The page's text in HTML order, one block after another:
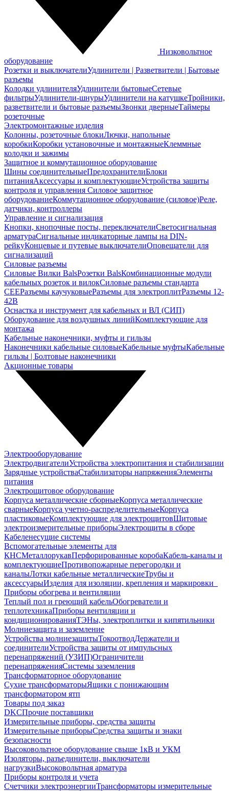
Низковольтное
оборудование
Розетки и выключателиУдлинители | Разветвители | Бытовые
разъемы
Колодки удлинителяУдлинители бытовыеСетевые
фильтрыУдлинители-шнурыУдлинители на катушкеТройники,
разветвители и бытовые разъемыЗвонки дверныеТаймеры
розеточные
Электромонтажные изделия
Колонны, розеточные блокиЛючки, напольные
коробкиКоробки установочные и монтажныеКлеммные
колодки и зажимы
Защитное и коммутационное оборудование
Шины соединительныеПредохранителиБлоки
питанияАксессуары и комплектующиеУстройства защиты
контроля и управления Силовое защитное
оборудованиеКоммутационное оборудование (силовое)Реле,
датчики, контроллеры
Управление и сигнализация
Кнопки, кнопочные посты, переключателиСветосигнальная
арматураСигнальные индикаторные лампы на DIN-
рейкуКонцевые и путевые выключателиОповещатели для
сигнализаций
Силовые разъемы
Силовые Вилки BalsРозетки BalsКомбинационные модули
кабельных розеток и вилокСиловые разъемы стандарта
CEEРазъемы каучуковыеРазъемы для электроплитРазъемы 12-
42В
Оснастка и инструмент для кабельных и ВЛ (СИП)
Оборудование для воздушных линийКомплектующие для
монтажа
Кабельные наконечники, муфты и гильзы
Наконечники кабельные силовыеКабельные муфтыКабельные
гильзы | Болтовые наконечники
Акционные товары
Электрооборудование
ЭлектродвигателиУстройства электропитания и стабилизации
Зарядные устройстваСтабилизаторы напряженияЭлементы
питания
Электрощитовое оборудование
Корпуса металлические сборныеКорпуса металлические
сварныеКорпуса учетно-распределительныеКорпуса
пластиковыеКомплектующие для электрощитовЩитовые
электроизмерительные приборыЭлектрощиты в сборе
Кабеленесущие системы
Вспомогательные элементы для
КНСМеталлорукавПерфорированные коробаКабель-каналы и
комплектующиеПротивопожарные перегородки и
каналыЛотки кабельные металлическиеТрубы и
аксессуарыИзделия для изоляции, крепления и маркировки
Приборы обогрева и вентиляции
Теплый пол и греющий кабельОбогреватели и
теплотехникаПриборы вентиляции и
кондиционированияТЭНы, электроплитки и кипятильники
Молниезащита и заземление
Устройства молниезащитыТокоотводДержатели и
соединителиУстройства защиты от импульсных
перенапряжений (УЗИП)Ограничители
перенапряженияСистемы заземления
Трансформаторное оборудование
Сухие трансформаторыЯщики с понижающим
трансформатором ятп
Товары под заказ
DKCПрочие поставщики
Измерительные приборы, средства защиты
Измерительные приборыСредства защиты и знаки
безопасности
Высоковольтное оборудование свыше 1кВ и УКМ
Изоляторы, разъединители, выключатели
нагрузкиВысоковольтная арматура
Приборы контроля и учета
Счетчики электроэнергииТрансформаторы измерительные